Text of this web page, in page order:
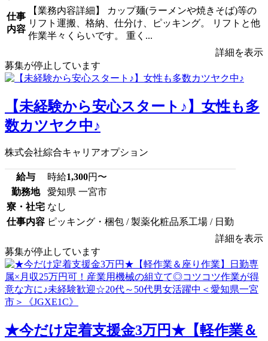
仕事
内容
【業務内容詳細】 カップ麺(ラーメンや焼きそば)等の
リフト運搬、格納、仕分け、ピッキング。 リフトと他
作業半々くらいです。 重く...
詳細を表示
募集が停止しています
【未経験から安心スタート♪】女性も多
数カツヤク中♪
株式会社綜合キャリアオプション
給与 時給1,300円〜
勤務地
愛知県 一宮市
寮・社宅 なし
仕事内容 ピッキング・梱包 / 製薬化粧品系工場 / 日勤
詳細を表示
募集が停止しています
★今だけ定着支援金3万円★【軽作業＆